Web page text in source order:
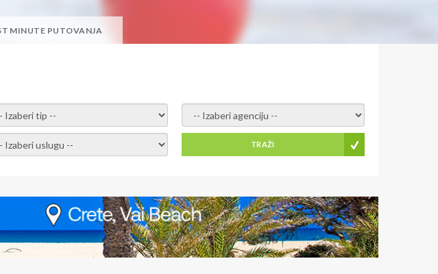
MINUTE PUTOVANJA
tip - - izaberi agenciju -
uslugu - TRAŽI